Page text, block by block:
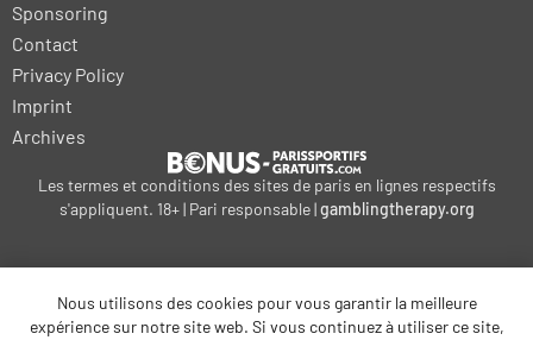
Sponsoring
Contact
Privacy Policy
Imprint
Archives
Les termes et conditions des sites de paris en lignes respectifs
s'appliquent. 18+ | Pari responsable |gamblingtherapy.org
bonus-betting.dk
kalyteri-stoiximatiki.gr
Nous utilisons des cookies pour vous garantir la meilleure
expérience sur notre site web. Si vous continuez à utiliser ce site,